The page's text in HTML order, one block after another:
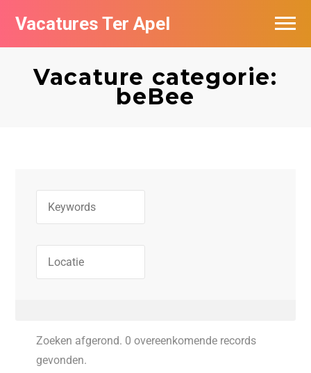
Vacatures Ter Apel
Vacature categorie:
beBee
Zoeken afgerond. 0 overeenkomende records
gevonden.
Vacatures per bedrijf
Top vacatures